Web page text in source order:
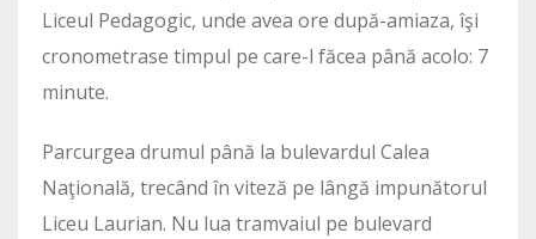
Liceul Pedagogic, unde avea ore după-amiaza, îşi
cronometrase timpul pe care-l făcea până acolo: 7
minute.
Parcurgea drumul până la bulevardul Calea
Naţională, trecând în viteză pe lângă impunătorul
Liceu Laurian. Nu lua tramvaiul pe bulevard